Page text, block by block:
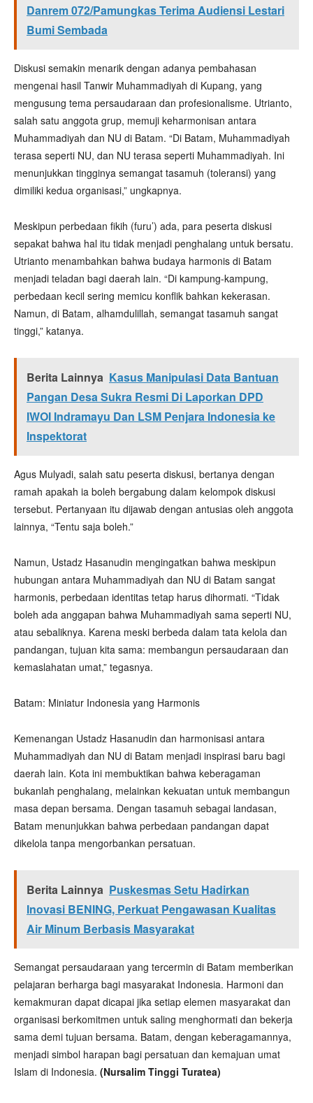
Danrem 072/Pamungkas Terima Audiensi Lestari
Bumi Sembada
Diskusi semakin menarik dengan adanya pembahasan
mengenai hasil Tanwir Muhammadiyah di Kupang, yang
mengusung tema persaudaraan dan profesionalisme. Utrianto,
salah satu anggota grup, memuji keharmonisan antara
Muhammadiyah dan NU di Batam. “Di Batam, Muhammadiyah
terasa seperti NU, dan NU terasa seperti Muhammadiyah. Ini
menunjukkan tingginya semangat tasamuh (toleransi) yang
dimiliki kedua organisasi,” ungkapnya.
Meskipun perbedaan fikih (furu’) ada, para peserta diskusi
sepakat bahwa hal itu tidak menjadi penghalang untuk bersatu.
Utrianto menambahkan bahwa budaya harmonis di Batam
menjadi teladan bagi daerah lain. “Di kampung-kampung,
perbedaan kecil sering memicu konflik bahkan kekerasan.
Namun, di Batam, alhamdulillah, semangat tasamuh sangat
tinggi,” katanya.
Berita Lainnya Kasus Manipulasi Data Bantuan
Pangan Desa Sukra Resmi Di Laporkan DPD
IWOI Indramayu Dan LSM Penjara Indonesia ke
Inspektorat
Agus Mulyadi, salah satu peserta diskusi, bertanya dengan
ramah apakah ia boleh bergabung dalam kelompok diskusi
tersebut. Pertanyaan itu dijawab dengan antusias oleh anggota
lainnya, “Tentu saja boleh.”
Namun, Ustadz Hasanudin mengingatkan bahwa meskipun
hubungan antara Muhammadiyah dan NU di Batam sangat
harmonis, perbedaan identitas tetap harus dihormati. “Tidak
boleh ada anggapan bahwa Muhammadiyah sama seperti NU,
atau sebaliknya. Karena meski berbeda dalam tata kelola dan
pandangan, tujuan kita sama: membangun persaudaraan dan
kemaslahatan umat,” tegasnya.
Batam: Miniatur Indonesia yang Harmonis
Kemenangan Ustadz Hasanudin dan harmonisasi antara
Muhammadiyah dan NU di Batam menjadi inspirasi baru bagi
daerah lain. Kota ini membuktikan bahwa keberagaman
bukanlah penghalang, melainkan kekuatan untuk membangun
masa depan bersama. Dengan tasamuh sebagai landasan,
Batam menunjukkan bahwa perbedaan pandangan dapat
dikelola tanpa mengorbankan persatuan.
Berita Lainnya Puskesmas Setu Hadirkan
Inovasi BENING, Perkuat Pengawasan Kualitas
Air Minum Berbasis Masyarakat
Semangat persaudaraan yang tercermin di Batam memberikan
pelajaran berharga bagi masyarakat Indonesia. Harmoni dan
kemakmuran dapat dicapai jika setiap elemen masyarakat dan
organisasi berkomitmen untuk saling menghormati dan bekerja
sama demi tujuan bersama. Batam, dengan keberagamannya,
menjadi simbol harapan bagi persatuan dan kemajuan umat
Islam di Indonesia. (Nursalim Tinggi Turatea)